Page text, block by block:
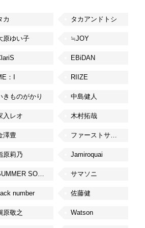
カ タカアンドトシ
原ゆい子 ≒JOY
EBiDAN
：I RIIZE
きものがかり 中島健人
入レオ 木村拓哉
澤豊 ファーストサマーウイカ
原莉乃 Jamiroquai
SUMMER SONIC サマソニ
number 佐藤健
原敬之 Watson